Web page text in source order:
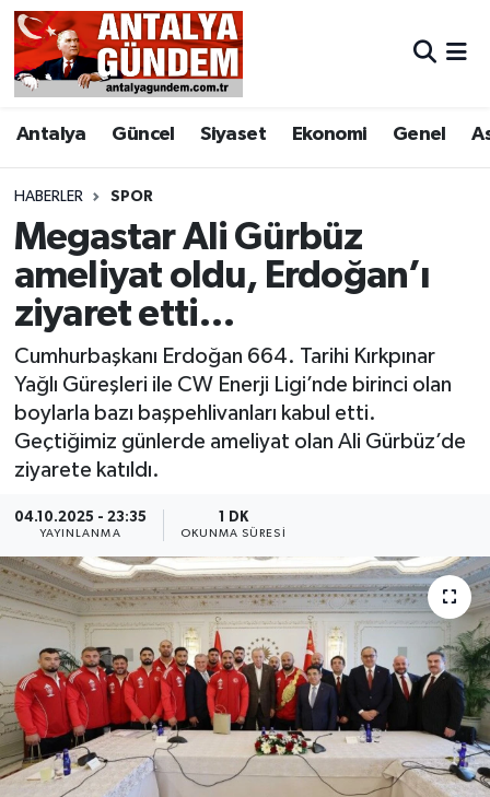
Antalya Güncel Siyaset Ekonomi Genel
HABERLER SPOR
Megastar Ali Gürbüz
ameliyat oldu, Erdoğan’ı
ziyaret etti…
Cumhurbaşkanı Erdoğan 664. Tarihi Kırkpınar
Yağlı Güreşleri ile CW Enerji Ligi’nde birinci olan
boylarla bazı başpehlivanları kabul etti.
Geçtiğimiz günlerde ameliyat olan Ali Gürbüz’de
ziyarete katıldı.
04.10.2025 - 23:35
YAYINLANMA
1 DK
OKUNMA SÜRESI
Antalya
Asayiş
Bilim & Teknoloji
Bölge
EĞİTİM
Ekonomi
Genel
Görüntülü Haber
Güncel
Kültür & Sanat
Magazin
Resmi İlan
Sağlık & Yaşam
Antalya Nöbetçi Eczaneler
Antalya Hava Durumu
Antalya Namaz Vakitleri
Antalya Trafik Yoğunluk Haritası
Süper Lig Puan Durumu ve Fikstür
Tüm Manşetler
Son Dakika Haberleri
Haber Arşivi